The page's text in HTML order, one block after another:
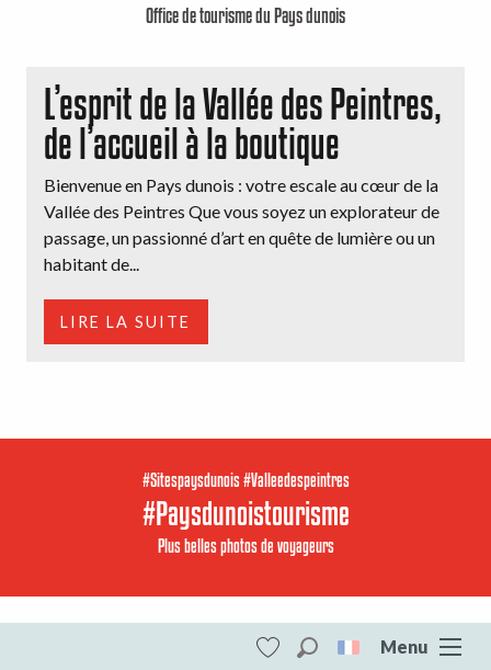
Menu
Office de tourisme du Pays dunois
L’esprit de la Vallée des Peintres,
de l’accueil à la boutique
Bienvenue en Pays dunois : votre escale au cœur de la
Vallée des Peintres Que vous soyez un explorateur de
passage, un passionné d’art en quête de lumière ou un
habitant de...
LIRE LA SUITE
#Sitespaysdunois #Valleedespeintres
#Paysdunoistourisme
Plus belles photos de voyageurs